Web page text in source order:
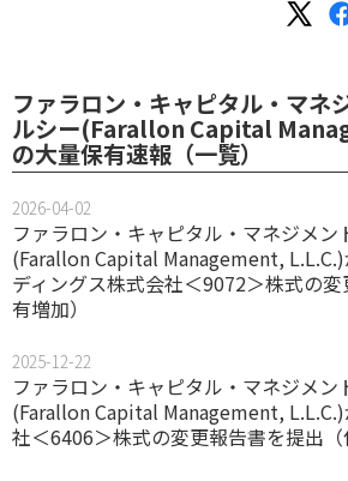
ファラロン・キャピタル・マネ
ルシー(Farallon Capital
の大量保有速報（一覧）
2026-04-02
ファラロン・キャピタル・マネジメン
(Farallon Capital Management,
ディングス株式会社＜9072＞株式の
有増加）
2025-12-22
ファラロン・キャピタル・マネジメン
(Farallon Capital Management,
社＜6406＞株式の変更報告書を提出（